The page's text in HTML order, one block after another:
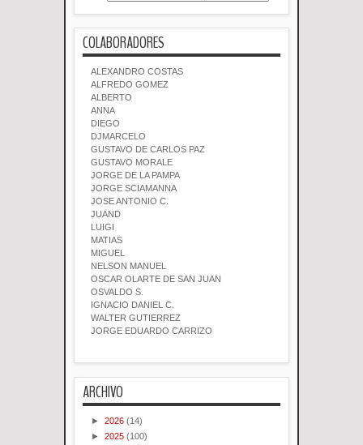
COLABORADORES
ALEXANDRO COSTAS
ALFREDO GOMEZ
ALBERTO
ANNA
DIEGO
DJMARCELO
GUSTAVO DE CARLOS PAZ
GUSTAVO MORALE
JORGE DE LA PAMPA
JORGE SCIAMANNA
JOSE ANTONIO C.
JUAND
LUIGI
MATIAS
MIGUEL
NELSON MANUEL
OSCAR OLARTE DE SAN JUAN
OSVALDO S.
IGNACIO DANIEL C.
WALTER GUTIERREZ
JORGE EDUARDO CARRIZO
ARCHIVO
► 2026 (14)
► 2025 (100)